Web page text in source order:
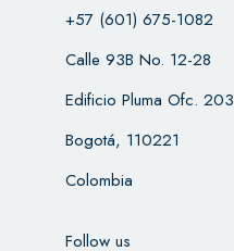
+57 (601) 675-1082
Calle 93B No. 12-28
Edificio Pluma Ofc. 203
Bogotá, 110221
Colombia
Follow us